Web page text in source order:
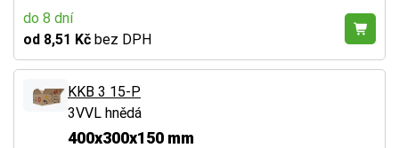
do 8 dní
od 8,51 Kč bez DPH
KKB 3 15-P
3VVL hnědá
400x300x150 mm